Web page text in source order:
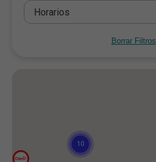
Borrar Filtros